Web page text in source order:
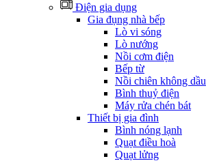
Điện gia dụng
Gia đụng nhà bếp
Lò vi sóng
Lò nướng
Nồi cơm điện
Bếp từ
Nồi chiên không dầu
Bình thuỷ điện
Máy rửa chén bát
Thiết bị gia đình
Bình nóng lạnh
Quạt điều hoà
Quạt lửng